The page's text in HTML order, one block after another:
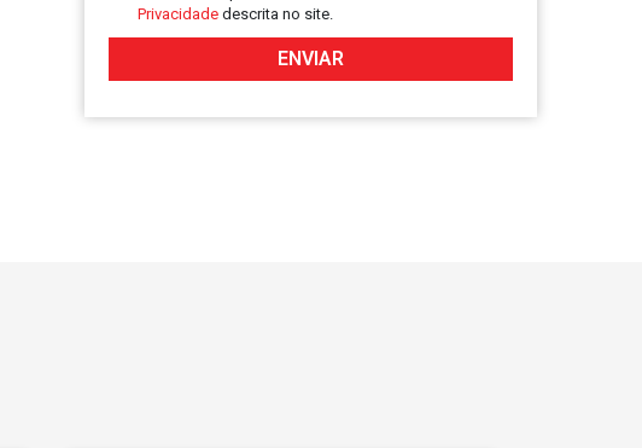
Privacidade descrita no site.
ENVIAR